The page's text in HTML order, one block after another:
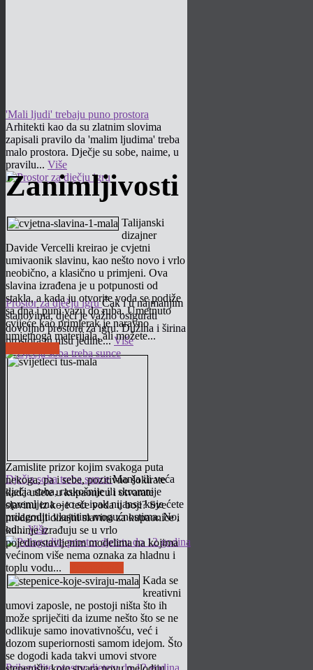
'Mali ljudi' trebaju puno prostora
Arhitekti kao da su zlatnim slovima
zapisali pravilo da 'malim ljudima' treba
malo prostora. Dječje su sobe, naime, u
pravilu... Više
Prostor za dječju igruČak i u najmanjim
stanovima, djeci je važno osigurati
dovoljno prostora za igru. Dužina i širina
prostora tu nisu jedine...Više
Dječja soba treba sunceManja ili veća
dječja soba, raskošnije ili skromnije
opremljena – to su ipak nijanse koje ćete
prilagoditi vlastitim mogućnostima. No,
od...Više
Prilagodite prostor djetetu do 12 godina
Zanimljivosti
Talijanski
dizajner
Davide Vercelli kreirao je cvjetni
umivaonik slavinu, kao nešto novo i vrlo
neobično, a klasično u primjeni. Ova
slavina izrađena je u potpunosti od
stakla, a kada ju otvorite voda se podiže
sa dna i puni vazu do ruba. Umetnuto
cvijeće kao primjerak je naravno
umjetnoga materijala, ali možete...
Zamislite prizor kojim svakoga puta
nekoga, pa i sebe, pozitivno šokirate
kada uđete u kupaonicu i otvarate
slavinu iz koje teče voda u boji? Sve
moderniji dizajni slavina za kupaonice i
kuhinje izrađuju se u vrlo
pojednostavljenim modelima na kojima
većinom više nema oznaka za hladnu i
toplu vodu...
Kada se
kreativni
umovi zaposle, ne postoji ništa što ih
može spriječiti da izume nešto što se ne
odlikuje samo inovativnošću, već i
dozom superiornosti samom idejom. Što
se dogodi kada takvi umovi stvore